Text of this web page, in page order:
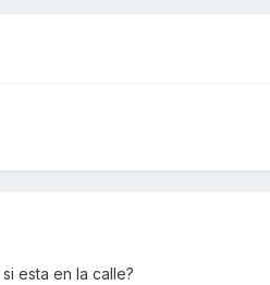
esta en la calle?